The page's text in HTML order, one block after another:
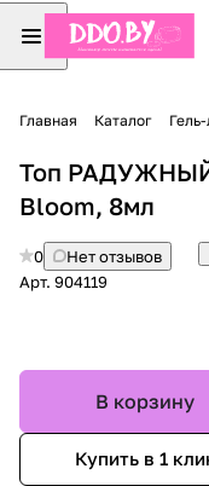
Главная Каталог
Топ
Bloom, 8мл
0
Нет отзывов
Арт. 904119
В корзину
Купить в 1